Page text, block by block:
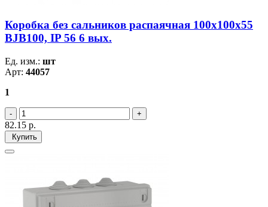
Коробка без сальников распаячная 100х100х55
BJB100, IP 56 6 вых.
Ед. изм.: шт
Арт: 44057
1
82.15 р.
Купить